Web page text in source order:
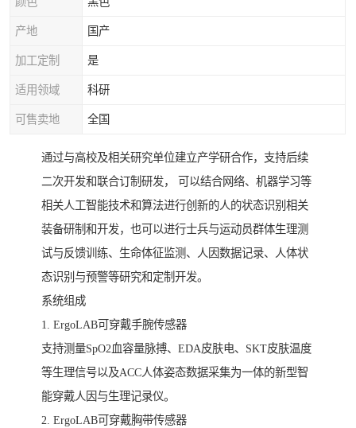
产地 国产
加工定制 是
适用领域 科研
可售卖地 全国
通过与高校及相关研究单位建立产学研合作，支持后续
二次开发和联合订制研发， 可以结合网络、机器学习等
相关人工智能技术和算法进行创新的人的状态识别相关
装备研制和开发，也可以进行士兵与运动员群体生理测
试与反馈训练、生命体征监测、人因数据记录、人体状
态识别与预警等研究和定制开发。
系统组成
1. ErgoLAB可穿戴手腕传感器
支持测量SpO2血容量脉搏、EDA皮肤电、SKT皮肤温度
等生理信号以及ACC人体姿态数据采集为一体的新型智
能穿戴人因与生理记录仪。
2. ErgoLAB可穿戴胸带传感器